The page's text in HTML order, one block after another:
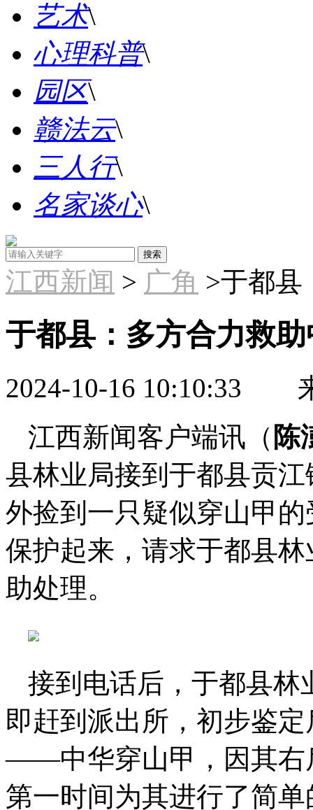
艺术\
心理科普\
园区\
赣法云\
三人行\
名家谈心\
江西新闻 > 广角 >于都县
于都县：多方合力救
2024-10-16 10:10:33
来
江西新闻客户端讯（ 陈
县林业局接到于都县贡
外捡到一只疑似穿山甲
保护起来，请求于都县
助处理。
接到电话后，于都县林
即赶到派出所，初步鉴
——中华穿山甲，因其右
第一时间为其进行了简